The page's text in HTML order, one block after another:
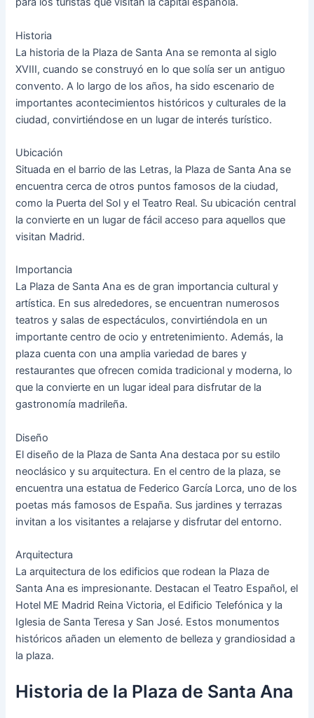
Historia
La historia de la Plaza de Santa Ana se remonta al siglo
XVIII, cuando se construyó en lo que solía ser un antiguo
convento. A lo largo de los años, ha sido escenario de
importantes acontecimientos históricos y culturales de la
ciudad, convirtiéndose en un lugar de interés turístico.
Ubicación
Situada en el barrio de las Letras, la Plaza de Santa Ana se
encuentra cerca de otros puntos famosos de la ciudad,
como la Puerta del Sol y el Teatro Real. Su ubicación central
la convierte en un lugar de fácil acceso para aquellos que
visitan Madrid.
Importancia
La Plaza de Santa Ana es de gran importancia cultural y
artística. En sus alrededores, se encuentran numerosos
teatros y salas de espectáculos, convirtiéndola en un
importante centro de ocio y entretenimiento. Además, la
plaza cuenta con una amplia variedad de bares y
restaurantes que ofrecen comida tradicional y moderna, lo
que la convierte en un lugar ideal para disfrutar de la
gastronomía madrileña.
Diseño
El diseño de la Plaza de Santa Ana destaca por su estilo
neoclásico y su arquitectura. En el centro de la plaza, se
encuentra una estatua de Federico García Lorca, uno de los
poetas más famosos de España. Sus jardines y terrazas
invitan a los visitantes a relajarse y disfrutar del entorno.
Arquitectura
La arquitectura de los edificios que rodean la Plaza de
Santa Ana es impresionante. Destacan el Teatro Español, el
Hotel ME Madrid Reina Victoria, el Edificio Telefónica y la
Iglesia de Santa Teresa y San José. Estos monumentos
históricos añaden un elemento de belleza y grandiosidad a
la plaza.
Historia de la Plaza de Santa Ana